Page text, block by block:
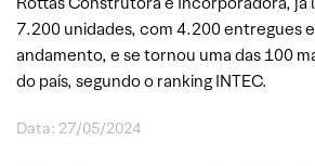
7.200 unidades, com 4.200 entregues
andamento, e se tornou uma das 100
do país, segundo o ranking INTEC.
Data: 27/05/2024